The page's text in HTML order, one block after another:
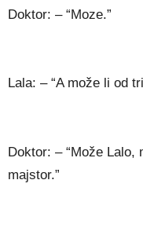
Doktor: – “Moze.”
Lala: – “A može li od
Doktor: – “Može Lalo,
majstor.”